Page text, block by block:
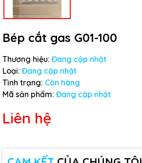
Bép cắt gas G01-100
Thương hiệu: Đang cập nhật
Loại: Đang cập nhật
Tình trạng: Còn hàng
Mã sản phẩm: Đang cập nhật
Liên hệ